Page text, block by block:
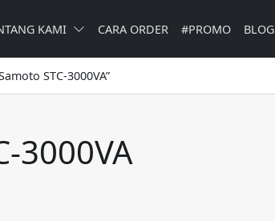
KAMI CARA ORDER #PROMO BLOG
STC-3000VA”
3000VA